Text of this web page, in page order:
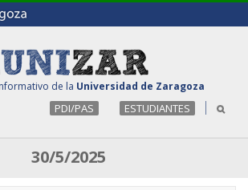
de la Universidad de Zaragoza
PDI/PAS ESTUDIANTES
30/5/2025